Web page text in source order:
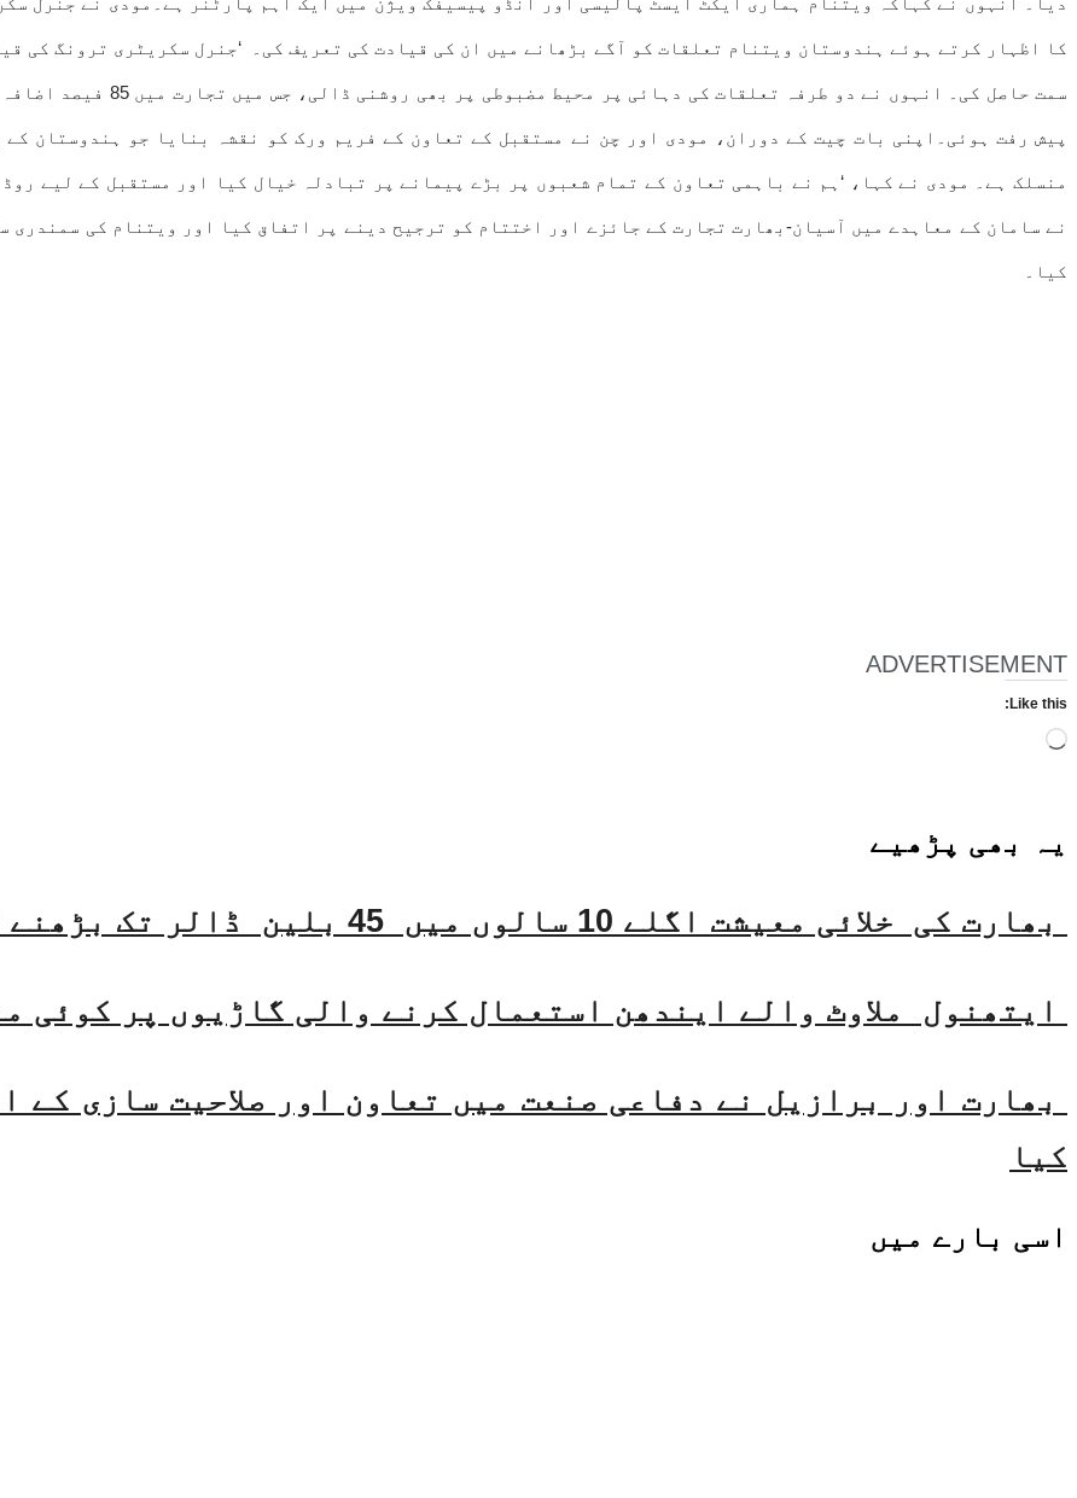
کا اظہار کرتے ہوئے ہندوستان ویتنام تعلقات کو آگے بڑھانے میں ان کی قیادت کی تعریف کی۔ ‘جنرل سکریٹری ترونگ کی
سمت حاصل کی۔ انہوں نے دو
منسلک ہے۔ مودی نے کہا، ‘ہم نے باہمی تعاون کے تمام شعبوں پر بڑے پیمانے پر تبادلہ خیال کیا اور مستقبل کے لیے
کیا۔
ADVERTISEMENT
Like this:
Loading…
یہ بھی پڑھیے
بھارت کی خلائی معیشت اگلے 10 سالوں میں 45 بلین ڈالر تک بڑھنے کی توقع ہے۔ جتیندر سنگھ
ایتھنول ملاوٹ والے ایندھن استعمال کرنے والی گاڑیوں پر کوئی
بھارت اور برازیل نے دفاعی صنعت میں تعاون اور صلاحیت سازی کے
کیا
اسی بارے میں